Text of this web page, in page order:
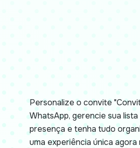
Personalize o convite
WhatsApp, gerencie sua
presença e tenha tudo
uma experiência única agora